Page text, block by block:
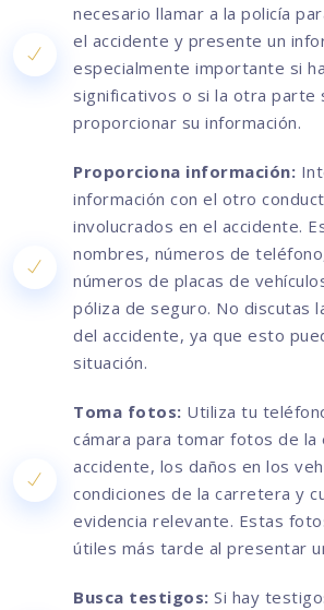
necesario llamar a la policía
el accidente y presente un
especialmente importante si
significativos o si la otra parte
proporcionar su información.
Proporciona información:
información con el otro
involucrados en el accidente.
nombres, números de
números de placas de
póliza de seguro. No discutas
del accidente, ya que esto
situación.
Toma fotos: Utiliza tu
cámara para tomar fotos de la
accidente, los daños en los
condiciones de la carretera y
evidencia relevante. Estas
útiles más tarde al presentar
Busca testigos: Si hay